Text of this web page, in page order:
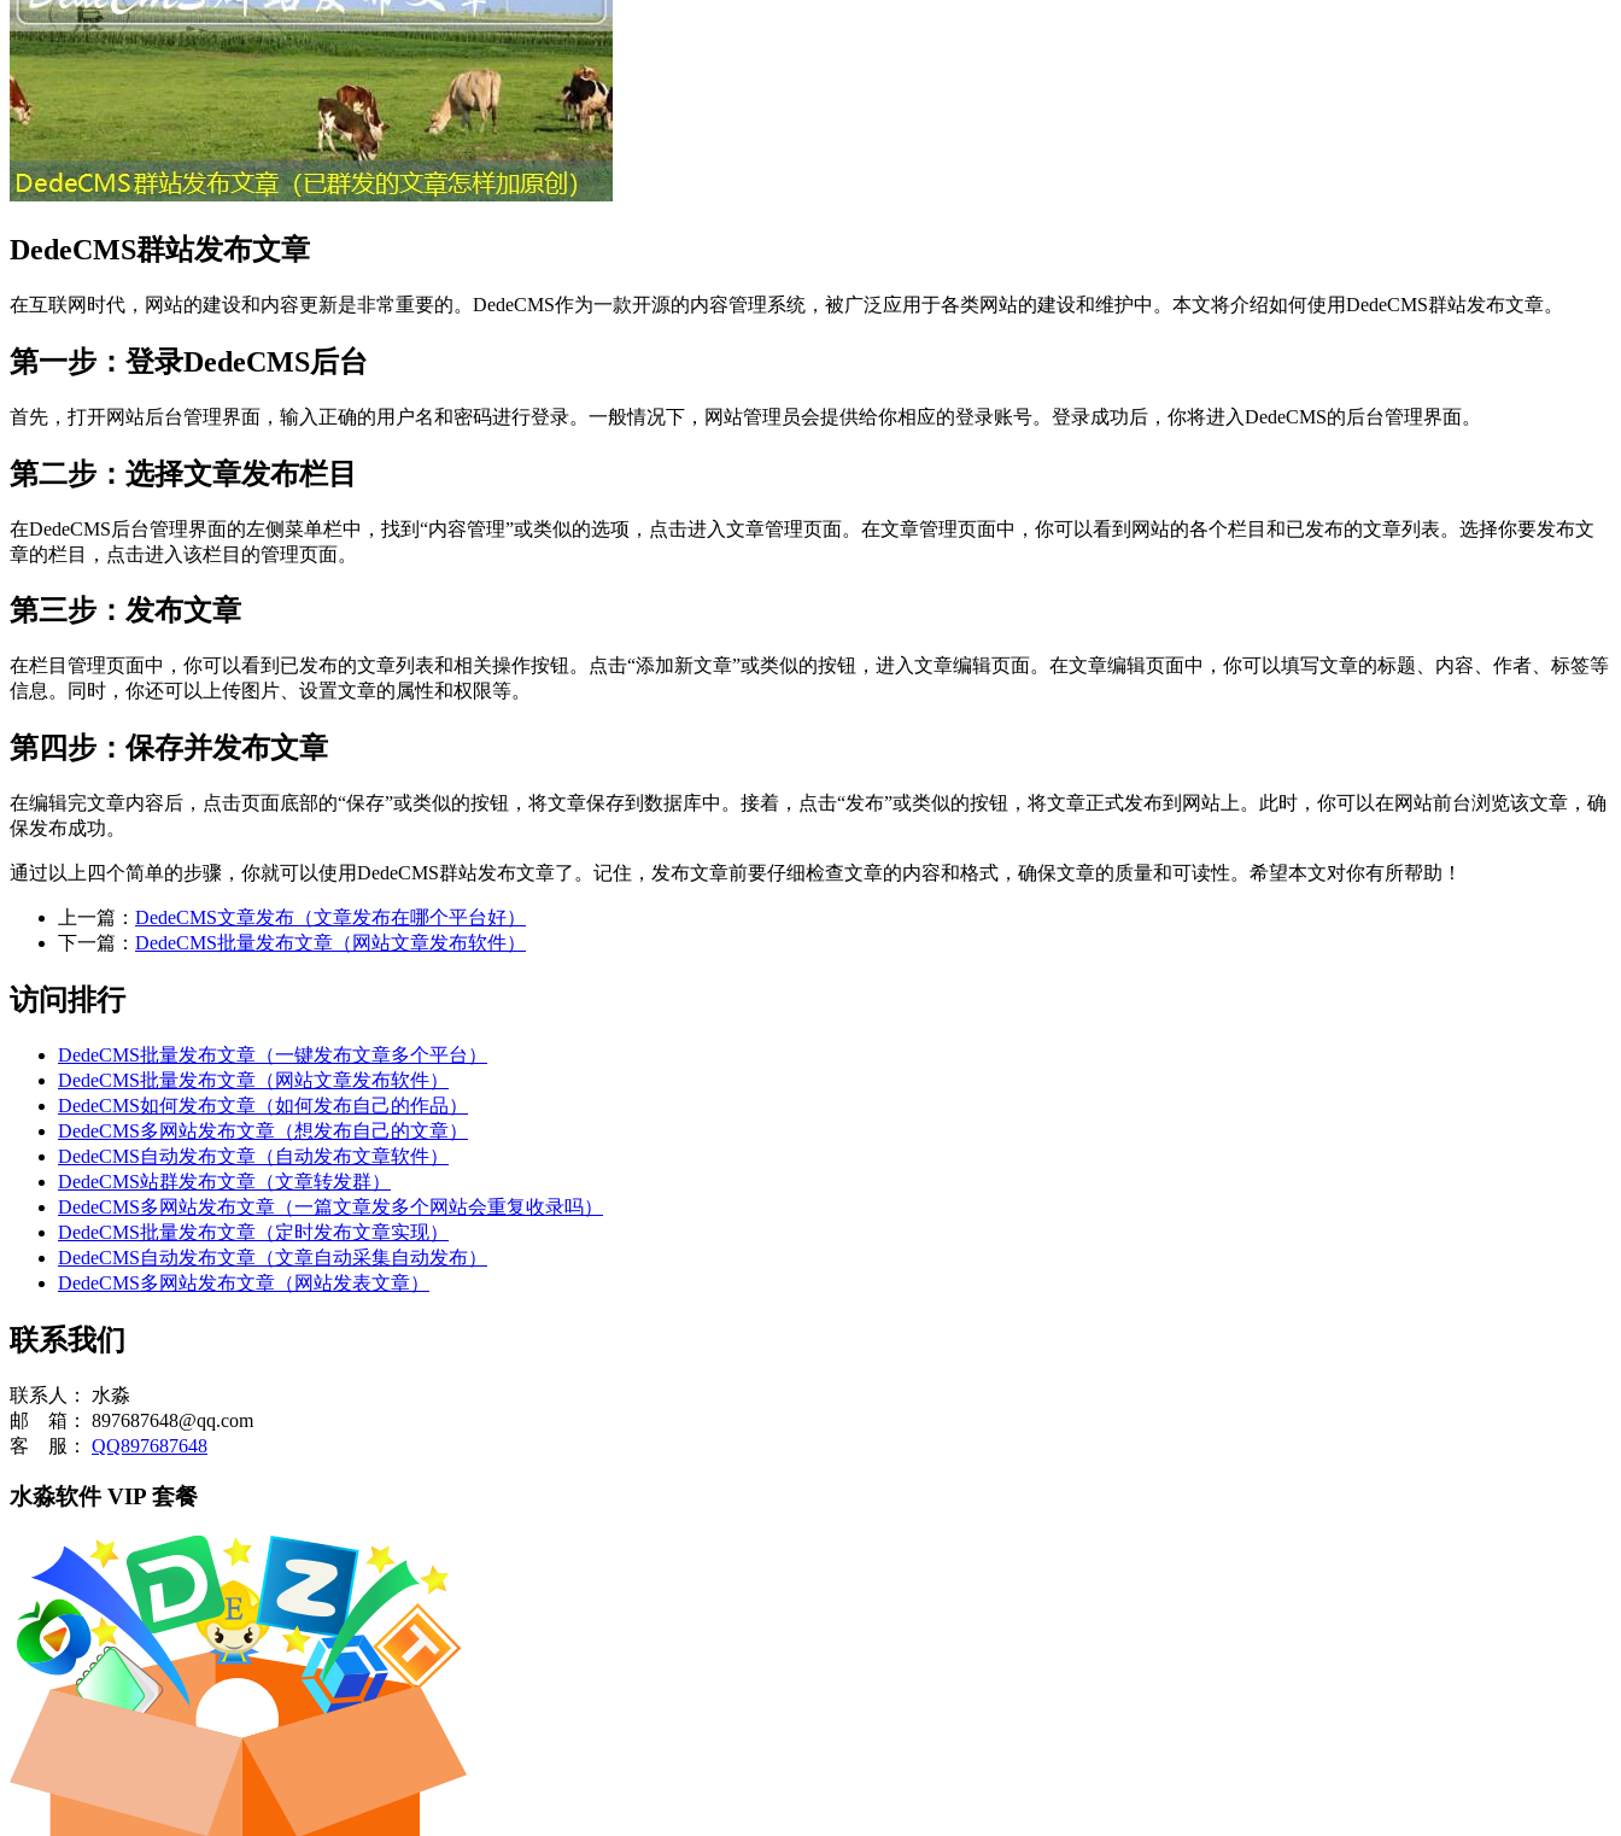
DedeCMS群站发布文章
在互联网时代，网站的建设和内容更新是非常重要的。DedeCMS作为一款开源的内容管理系统，被广泛应用于各类网站的建设和维护中。本文将介绍如何使用DedeCMS群站发布文章。
第一步：登录DedeCMS后台
首先，打开网站后台管理界面，输入正确的用户名和密码进行登录。一般情况下，网站管理员会提供给你相应的登录账号。登录成功后，你将进入DedeCMS的后台管理界面。
第二步：选择文章发布栏目
在DedeCMS后台管理界面的左侧菜单栏中，找到“内容管理”或类似的选项，点击进入文章管理页面。在文章管理页面中，你可以看到网站的各个栏目和已发布的文章列表。选择你要发布文
章的栏目，点击进入该栏目的管理页面。
第三步：发布文章
在栏目管理页面中，你可以看到已发布的文章列表和相关操作按钮。点击“添加新文章”或类似的按钮，进入文章编辑页面。在文章编辑页面中，你可以填写文章的标题、内容、作者、标签等
信息。同时，你还可以上传图片、设置文章的属性和权限等。
第四步：保存并发布文章
在编辑完文章内容后，点击页面底部的“保存”或类似的按钮，将文章保存到数据库中。接着，点击“发布”或类似的按钮，将文章正式发布到网站上。此时，你可以在网站前台浏览该文章，确
保发布成功。
通过以上四个简单的步骤，你就可以使用DedeCMS群站发布文章了。记住，发布文章前要仔细检查文章的内容和格式，确保文章的质量和可读性。希望本文对你有所帮助！
上一篇： DedeCMS文章发布（文章发布在哪个平台好）
下一篇： DedeCMS批量发布文章（网站文章发布软件）
访问排行
DedeCMS批量发布文章（一键发布文章多个平台）
DedeCMS批量发布文章（网站文章发布软件）
DedeCMS如何发布文章（如何发布自己的作品）
DedeCMS多网站发布文章（想发布自己的文章）
DedeCMS自动发布文章（自动发布文章软件）
DedeCMS站群发布文章（文章转发群）
DedeCMS多网站发布文章（一篇文章发多个网站会重复收录吗）
DedeCMS批量发布文章（定时发布文章实现）
DedeCMS自动发布文章（文章自动采集自动发布）
DedeCMS多网站发布文章（网站发表文章）
联系我们
联系人：
水淼
邮 箱：
897687648@qq.com
客 服：
QQ897687648
水淼软件 VIP 套餐